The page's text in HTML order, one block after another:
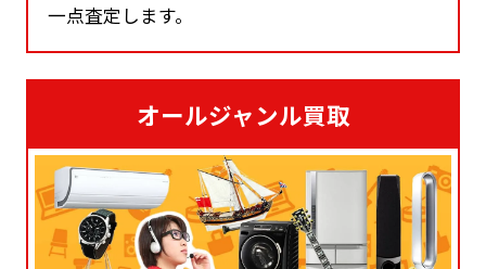
一点査定します。
オールジャンル買取